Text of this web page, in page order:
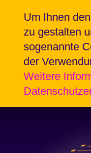
Um Ihnen
zu gestalten
sogenannte
der
Weitere